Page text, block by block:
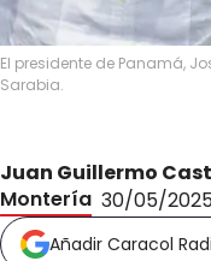
El presidente de Panamá,
Sarabia.
Juan Guillermo
Montería 30/05/
Añadir Caracol